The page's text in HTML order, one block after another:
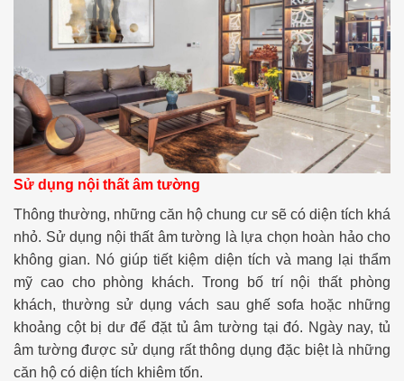
Sử dụng nội thất âm tường
Thông thường, những căn hộ chung cư sẽ có diện tích khá
nhỏ. Sử dụng nội thất âm tường là lựa chọn hoàn hảo cho
không gian. Nó giúp tiết kiệm diện tích và mang lại thẩm
mỹ cao cho phòng khách. Trong bố trí nội thất phòng
khách, thường sử dụng vách sau ghế sofa hoặc những
khoảng cột bị dư để đặt tủ âm tường tại đó. Ngày nay, tủ
âm tường được sử dụng rất thông dụng đặc biệt là những
căn hộ có diện tích khiêm tốn.